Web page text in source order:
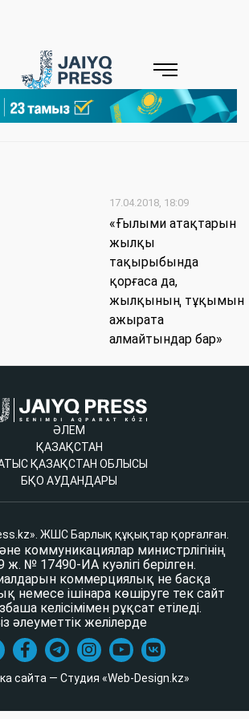
17.04.2018, 18:09
«Ғылыми атақтарын
жылқы
тақырыбында
қорғаса да,
жылқының тұқымын
ажырата
алмайтындар бар»
ӘЛЕМ
ҚАЗАҚСТАН
ҚАЗАҚСТАН ОБЛЫСЫ
БҚО АУДАНДАРЫ
ЖШС Барлық құқықтар қорғалған.
коммуникациялар министрлігінің
ж. № 17490-ИА куәлігі берілген.
коммерциялық не басқа
немесе ішінара көшіруге тек сайт
келісімімен рұқсат етіледі.
әлеуметтік желілерде
сайта — Студия «Web-Design.kz»